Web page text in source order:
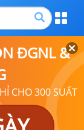
ĐGNL &
CHO 300 SUẤT